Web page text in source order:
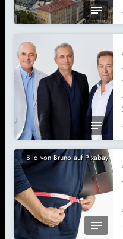
Bild von Bruno auf Pixabay